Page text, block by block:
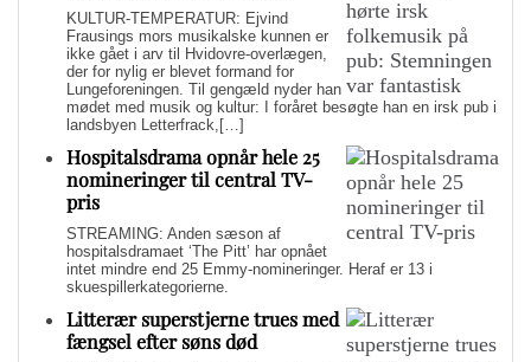
KULTUR-TEMPERATUR: Ejvind
Frausings mors musikalske kunnen er
ikke gået i arv til Hvidovre-overlægen,
der for nylig er blevet formand for
Lungeforeningen. Til gengæld nyder han
mødet med musik og kultur: I foråret besøgte han en irsk pub i
landsbyen Letterfrack,[…]
Hospitalsdrama opnår hele 25
nomineringer til central TV-
pris
STREAMING: Anden sæson af
hospitalsdramaet ‘The Pitt’ har opnået
intet mindre end 25 Emmy-nomineringer. Heraf er 13 i
skuespillerkategorierne.
Litterær superstjerne trues med
fængsel efter søns død